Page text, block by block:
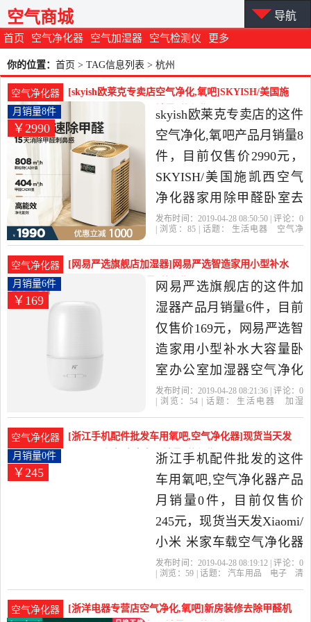
首页 空气净化器 空气加湿器 空气检测仪 更多
空气商城 导航
你的位置： 首页 > TAG信息列表 > 杭州
空气净化器
[skyish欧莱克专卖店空气净化,氧吧]SKYISH/美国施
凯西空气净化器家月销量8件仅售2990元
￥2990
月销量8件
skyish欧莱克专卖店的这件
空气净化,氧吧产品月销量8
件，目前仅售价2990元，
SKYISH/美国施凯西空气
净化器家用除甲醛卧室去
二手烟pm2.5雾霾是2019年
活电器当中性价比很高的
空气净化,氧吧，由广东 中
山发货。
发布时间：2019-04-28 08:50:50 | 评论： 0
| 浏览： 85| 话题： 生活电器
空气净
空气净化器
[网易严选旗舰店加湿器]网易严选智造家用小型补水
大容量卧室办月销量6件仅售169元
￥169
月销量6件
网易严选旗舰店的这件加
湿器产品月销量6件，目前
仅售价169元，网易严选智
造家用小型补水大容量卧
室办公室加湿器空气净化
香薰机是2019年网易严选
性价比很高的加湿器，由
浙江 杭州发货。
发布时间：2019-04-28 08:21:36 | 评论： 0
| 浏览： 54 | 话题： 生活电器
加湿
空气净化器
[浙江手机配件批发车用氧吧,空气净化器]现货当天发
Xiaomi/小米 米家车月销量0件仅售245元
￥245
月销量0件
浙江手机配件批发的这件
车用氧吧,空气净化器产品
月销量0件，目前仅售价
245元，现货当天发Xiaomi/
小米 米家车载空气净化器
除雾霾小米车载净化器是
精选汽车用品,电子,清洗,改
发布时间：2019-04-28 08:19:12 | 评论： 0
| 浏览：59 | 话题： 汽车用品 电子
清
空气净化器
[浙洋电器专营店空气净化,氧吧]新房装修去除甲醛机